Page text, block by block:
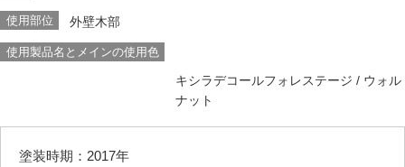
使用部位 外壁木部
使用製品名とメインの使用色
キシラデコールフォレステージ / ウォル
ナット
塗装時期：2017年